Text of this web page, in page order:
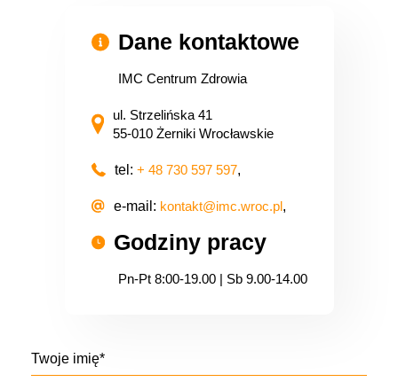
Twoje imię*
Dane kontaktowe
IMC Centrum Zdrowia
ul. Strzelińska 41
55-010 Żerniki Wrocławskie
tel: + 48 730 597 597,
e-mail: kontakt@imc.wroc.pl,
Godziny pracy
Pn-Pt 8:00-19.00 | Sb 9.00-14.00